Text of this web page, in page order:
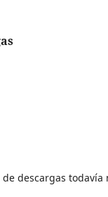
de descargas